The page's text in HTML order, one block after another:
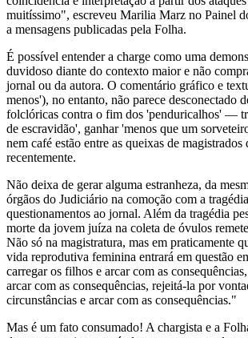
muitíssimo", escreveu Marilia Marz no Painel
a mensagens publicadas pela Folha.
É possível entender a charge como uma
duvidoso diante do contexto maior e não
jornal ou da autora. O comentário gráfico e
menos'), no entanto, não parece desconectado
folclóricas contra o fim dos 'penduricalhos' —
de escravidão', ganhar 'menos que um
nem café estão entre as queixas de
recentemente.
Não deixa de gerar alguma estranheza, da
órgãos do Judiciário na comoção com a
questionamentos ao jornal. Além da tragédia
morte da jovem juíza na coleta de óvulos
Não só na magistratura, mas em praticamente
vida reprodutiva feminina entrará em questão
carregar os filhos e arcar com as
arcar com as consequências, rejeitá-la por
circunstâncias e arcar com as consequências."
Mas é um fato consumado! A chargista e a